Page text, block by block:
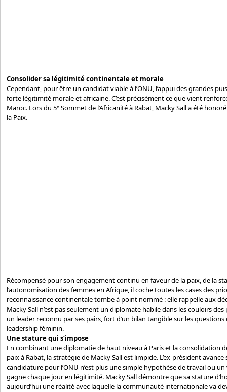
Consolider sa légitimité continentale et morale
Cependant, pour être un candidat viable à l’ONU, l’appui des grandes
forte légitimité morale et africaine. C’est précisément ce que vient
Maroc. Lors du 5ᵉ Sommet de l’Africanité à Rabat, Macky Sall a été
la Paix.
Récompensé pour son engagement continu en faveur de la paix, de la
l’autonomisation des femmes en Afrique, il coche toutes les cases des
reconnaissance continentale tombe à point nommé : elle rappelle aux
Macky Sall n’est pas seulement un diplomate habile dans les couloirs
un leader reconnu par ses pairs, fort d’un bilan tangible sur les
leadership féminin.
Une stature qui s’impose
En combinant une diplomatie de haut niveau à Paris et la consolidation
paix à Rabat, la stratégie de Macky Sall est limpide. L’ex-président
candidature pour l’ONU n’est plus une simple hypothèse de travail ou
gagne chaque jour en légitimité. Macky Sall démontre que sa stature
aujourd’hui une réalité avec laquelle la communauté internationale va